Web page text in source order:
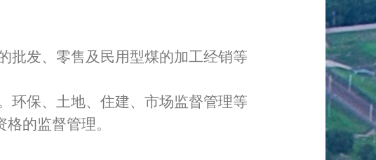
批发、零售及民用型煤的加工经销等
环保、土地、住建、市场监督管理等
的监督管理。